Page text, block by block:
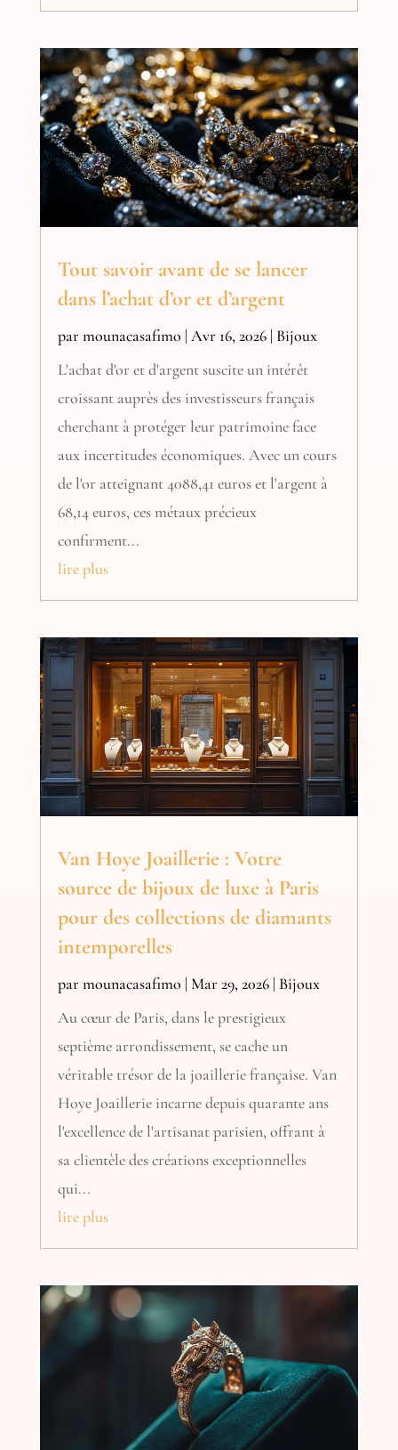
Tout savoir avant de se lancer
dans l’achat d’or et d’argent
parmounacasafimo | Avr 16, 2026| Bijoux
L'achat d'or et d'argent suscite un intérêt
croissant auprès des investisseurs français
cherchant à protéger leur patrimoine face
aux incertitudes économiques. Avec un cours
de l'or atteignant 4088,41 euros et l'argent à
68,14 euros, ces métaux précieux
confirment...
lire plus
Van Hoye Joaillerie : Votre
source de bijoux de luxe à Paris
pour des collections de diamants
intemporelles
parmounacasafimo | Mar 29, 2026| Bijoux
Au cœur de Paris, dans le prestigieux
septième arrondissement, se cache un
véritable trésor de la joaillerie française. Van
Hoye Joaillerie incarne depuis quarante ans
l'excellence de l'artisanat parisien, offrant à
sa clientèle des créations exceptionnelles
qui...
lire plus